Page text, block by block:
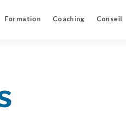
Formation Coaching Conseil